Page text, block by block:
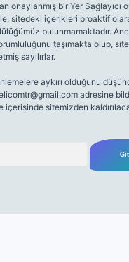
onaylanmış bir Yer Sağlayıcı
sitedeki içerikleri proaktif
bulunmamaktadır.
taşımakta olup,
sayılırlar.
aykırı olduğunu
adresine
sitemizden